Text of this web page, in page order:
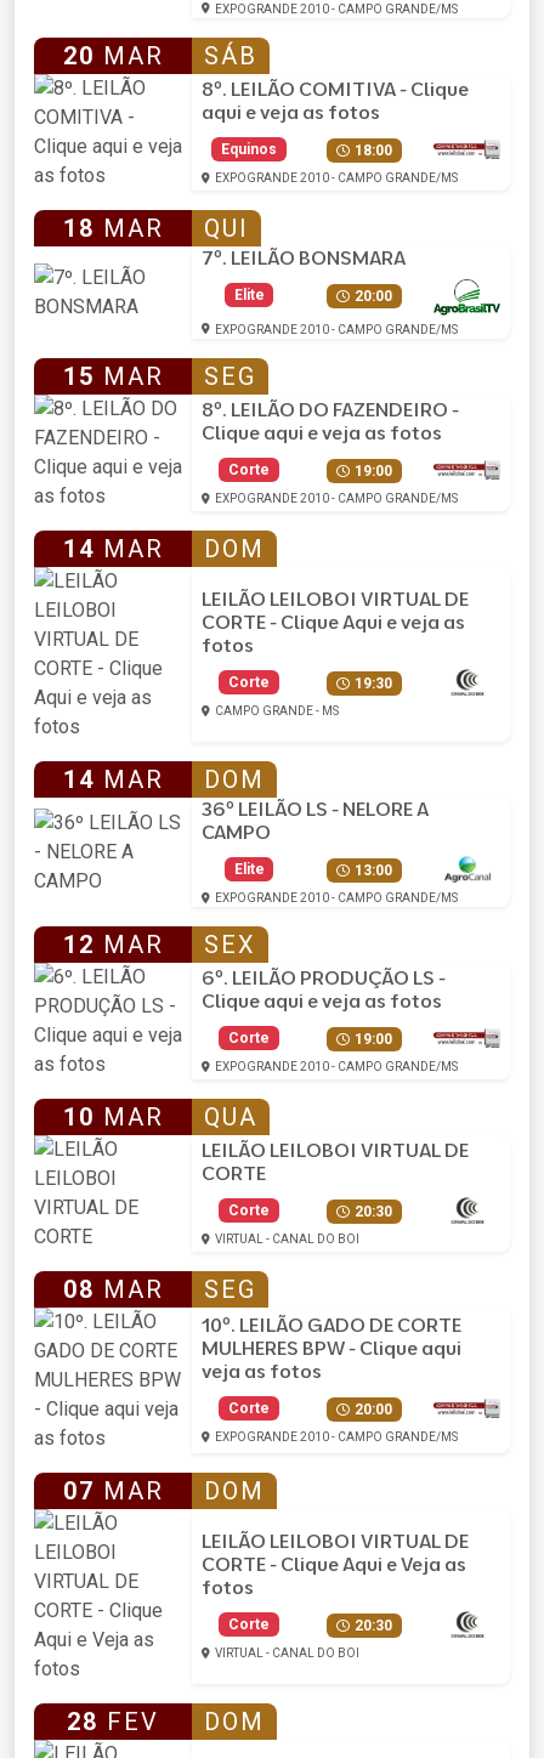
EXPOGRANDE 2010 - CAMPO GRANDE/MS
20 MAR SÁB
8º. LEILÃO COMITIVA - Clique
aqui e veja as fotos
Equinos 18:00
EXPOGRANDE 2010 - CAMPO GRANDE/MS
18 MAR QUI
7º. LEILÃO BONSMARA
Elite 20:00
EXPOGRANDE 2010 - CAMPO GRANDE/MS
15 MAR SEG
8º. LEILÃO DO FAZENDEIRO -
Clique aqui e veja as fotos
Corte 19:00
EXPOGRANDE 2010 - CAMPO GRANDE/MS
14 MAR DOM
LEILÃO LEILOBOI VIRTUAL DE
CORTE - Clique Aqui e veja as
fotos
Corte 19:30
CAMPO GRANDE - MS
14 MAR DOM
36º LEILÃO LS - NELORE A
CAMPO
Elite 13:00
EXPOGRANDE 2010 - CAMPO GRANDE/MS
12 MAR SEX
6º. LEILÃO PRODUÇÃO LS -
Clique aqui e veja as fotos
Corte 19:00
EXPOGRANDE 2010 - CAMPO GRANDE/MS
10 MAR QUA
LEILÃO LEILOBOI VIRTUAL DE
CORTE
Corte 20:30
VIRTUAL - CANAL DO BOI
08 MAR SEG
10º. LEILÃO GADO DE CORTE
MULHERES BPW - Clique aqui
veja as fotos
Corte 20:00
EXPOGRANDE 2010 - CAMPO GRANDE/MS
07 MAR DOM
LEILÃO LEILOBOI VIRTUAL DE
CORTE - Clique Aqui e Veja as
fotos
Corte 20:30
VIRTUAL - CANAL DO BOI
28 FEV DOM